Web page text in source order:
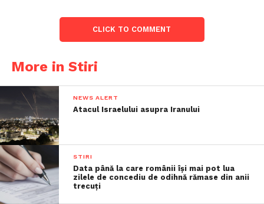
CLICK TO COMMENT
More in Stiri
NEWS ALERT
Atacul Israelului asupra Iranului
STIRI
Data până la care românii îşi mai pot lua
zilele de concediu de odihnă rămase din anii
trecuţi